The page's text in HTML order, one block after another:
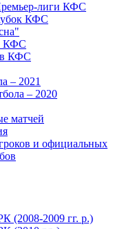
лиги КФС
КФС
КФС
КФС
– 2021
– 2020
матчей
и официальных
(2008-2009 гг. р.)